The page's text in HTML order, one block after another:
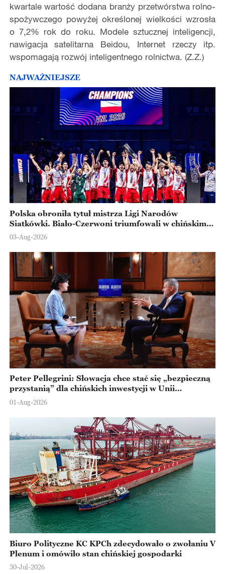
kwartale wartość dodana branży przetwórstwa rolno-
spożywczego powyżej określonej wielkości wzrosła
o 7,2% rok do roku. Modele sztucznej inteligencji,
nawigacja satelitarna Beidou, Internet rzeczy itp.
wspomagają rozwój inteligentnego rolnictwa. (Z.Z.)
NAJWAŻNIEJSZE
Polska obroniła tytuł mistrza Ligi Narodów
Siatkówki. Biało-Czerwoni triumfowali w chińskim
Ningbo
03-Aug-2026
Peter Pellegrini: Słowacja chce stać się „bezpieczną
przystanią” dla chińskich inwestycji w Unii
Europejskiej
01-Aug-2026
Biuro Polityczne KC KPCh zdecydowało o zwołaniu V
Plenum i omówiło stan chińskiej gospodarki
30-Jul-2026